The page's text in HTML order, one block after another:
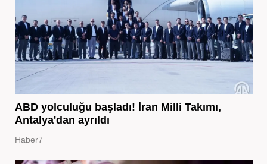
ABD yolculuğu başladı! İran Milli Takımı,
Antalya'dan ayrıldı
Haber7